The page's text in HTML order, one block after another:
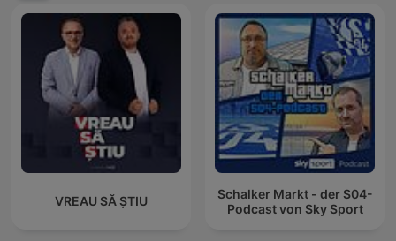
VREAU SĂ ȘTIU
Schalker Markt - der S04-
Podcast von Sky Sport